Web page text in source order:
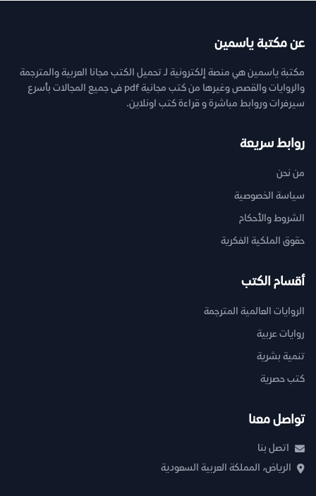
عن مكتبة ياسمين
مكتبة ياسمين هي منصة إلكترونية لـ تحميل الكتب مجانا العربية والمترجمة
والروايات والقصص وغيرها من كتب مجانية pdf فى جميع المجالات بأسرع
سيرفرات وروابط مباشرة و قراءة كتب اونلاين.
روابط سريعة
من نحن
سياسة الخصوصية
الشروط والأحكام
حقوق الملكية الفكرية
أقسام الكتب
الروايات العالمية المترجمة
روايات عربية
تنمية بشرية
كتب حصرية
تواصل معنا
اتصل بنا
الرياض، المملكة العربية السعودية